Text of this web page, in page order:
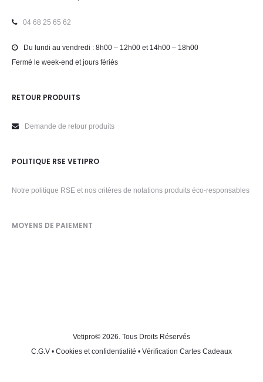
04 68 25 65 62
Du lundi au vendredi : 8h00 – 12h00 et 14h00 – 18h00
Fermé le week-end et jours fériés
RETOUR PRODUITS
Demande de retour produits
POLITIQUE RSE VETIPRO
Notre politique RSE et nos critères de notations produits éco-responsables
MOYENS DE PAIEMENT
Vetipro© 2026. Tous Droits Réservés
C.G.V • Cookies et confidentialité • Vérification Cartes Cadeaux